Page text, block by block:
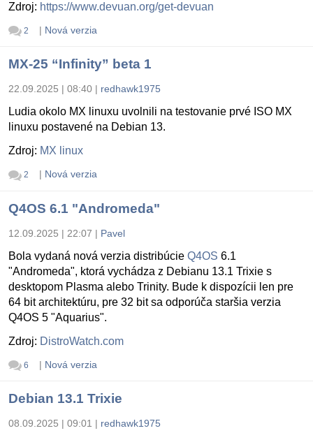
Zdroj: https://www.devuan.org/get-devuan
2 | Nová verzia
MX-25 “Infinity” beta 1
22.09.2025 | 08:40 | redhawk1975
Ludia okolo MX linuxu uvolnili na testovanie prvé ISO MX
linuxu postavené na Debian 13.
Zdroj: MX linux
2 | Nová verzia
Q4OS 6.1 "Andromeda"
12.09.2025 | 22:07 | Pavel
Bola vydaná nová verzia distribúcie Q4OS 6.1
"Andromeda", ktorá vychádza z Debianu 13.1 Trixie s
desktopom Plasma alebo Trinity. Bude k dispozícii len pre
64 bit architektúru, pre 32 bit sa odporúča staršia verzia
Q4OS 5 "Aquarius".
Zdroj: DistroWatch.com
6 | Nová verzia
Debian 13.1 Trixie
08.09.2025 | 09:01 | redhawk1975